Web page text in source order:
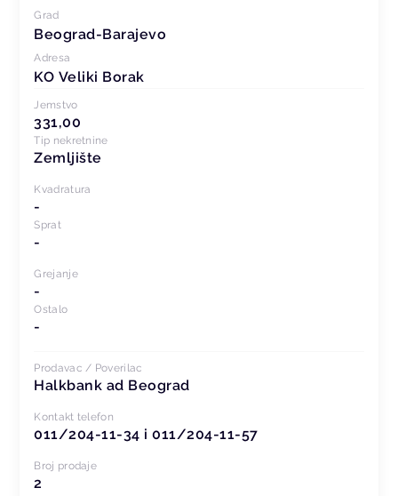
Grad
Beograd-Barajevo
Adresa
KO Veliki Borak
Jemstvo
331,00
Tip nekretnine
Zemljište
Kvadratura
-
Sprat
-
Grejanje
-
Ostalo
-
Prodavac / Poverilac
Halkbank ad Beograd
Kontakt telefon
011/204-11-34 i 011/204-11-57
Broj prodaje
2